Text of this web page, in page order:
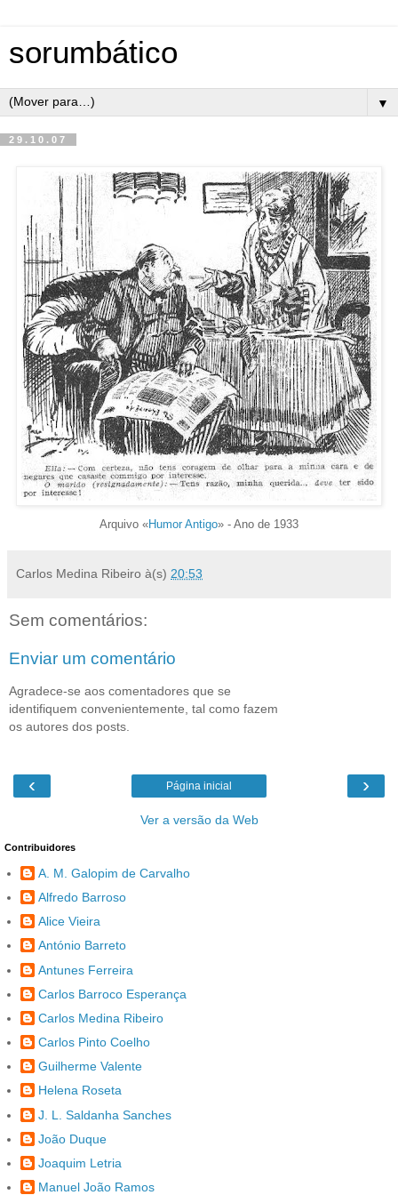
sorumbático
▼
29.10.07
Arquivo «Humor Antigo» - Ano de 1933
Carlos Medina Ribeiro à(s) 20:53
Sem comentários:
Enviar um comentário
Agradece-se aos comentadores que se
identifiquem convenientemente, tal como fazem
os autores dos posts.
‹ ›
Página inicial
Ver a versão da Web
Contribuidores
A. M. Galopim de Carvalho
Alfredo Barroso
Alice Vieira
António Barreto
Antunes Ferreira
Carlos Barroco Esperança
Carlos Medina Ribeiro
Carlos Pinto Coelho
Guilherme Valente
Helena Roseta
J. L. Saldanha Sanches
João Duque
Joaquim Letria
Manuel João Ramos